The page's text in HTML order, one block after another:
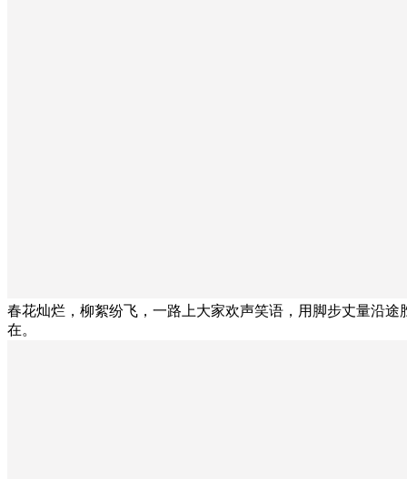
春花灿烂，柳絮纷飞，一路上大家欢声笑语，用脚步丈量沿途
在。